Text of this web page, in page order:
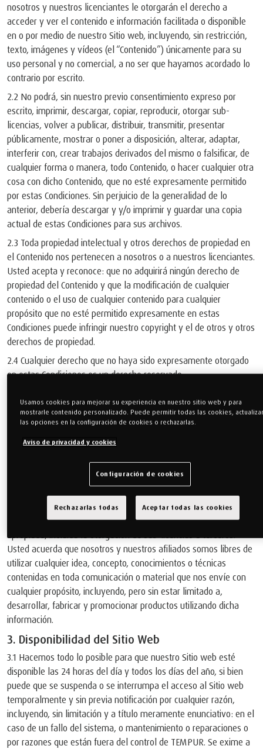
nosotros y nuestros licenciantes le otorgarán el derecho a
acceder y ver el contenido e información facilitada o disponible
en o por medio de nuestro Sitio web, incluyendo, sin restricción,
texto, imágenes y vídeos (el “Contenido”) únicamente para su
uso personal y no comercial, a no ser que hayamos acordado lo
contrario por escrito.
2.2 No podrá, sin nuestro previo consentimiento expreso por
escrito, imprimir, descargar, copiar, reproducir, otorgar sub-
licencias, volver a publicar, distribuir, transmitir, presentar
públicamente, mostrar o poner a disposición, alterar, adaptar,
interferir con, crear trabajos derivados del mismo o falsificar, de
cualquier forma o manera, todo Contenido, o hacer cualquier otra
cosa con dicho Contenido, que no esté expresamente permitido
por estas Condiciones. Sin perjuicio de la generalidad de lo
anterior, debería descargar y y/o imprimir y guardar una copia
actual de estas Condiciones para sus archivos.
2.3 Toda propiedad intelectual y otros derechos de propiedad en
el Contenido nos pertenecen a nosotros o a nuestros licenciantes.
Usted acepta y reconoce: que no adquirirá ningún derecho de
propiedad del Contenido y que la modificación de cualquier
contenido o el uso de cualquier contenido para cualquier
propósito que no esté permitido expresamente en estas
Condiciones puede infringir nuestro copyright y el de otros y otros
derechos de propiedad.
2.4 Cualquier derecho que no haya sido expresamente otorgado
en estas Condiciones es un derecho reservado.
sugerencias que no sean las que hayamos pedido
específicamente. El propósito de esto es evitar malentendidos si
independientemente. Si Usted nos transmite, por correo
electrónico o de otra manera, alguna comunicación o material, se
considerará que nos ha otorgado, tanto a nosotros como a
pago de regalías e irrevocable para utilizar dichas
comunicaciones o material de cualquier manera que nos parezca
apropiada, incluida la otorgación de sub-licencias a terceros.
Usted acuerda que nosotros y nuestros afiliados somos libres de
utilizar cualquier idea, concepto, conocimientos o técnicas
contenidas en toda comunicación o material que nos envíe con
cualquier propósito, incluyendo, pero sin estar limitado a,
desarrollar, fabricar y promocionar productos utilizando dicha
información.
3. Disponibilidad del Sitio Web
3.1 Hacemos todo lo posible para que nuestro Sitio web esté
disponible las 24 horas del día y todos los días del año, si bien
puede que se suspenda o se interrumpa el acceso al Sitio web
temporalmente y sin previa notificación por cualquier razón,
incluyendo, sin limitación y a título meramente enunciativo: en el
caso de un fallo del sistema, o mantenimiento o reparaciones o
por razones que están fuera del control de TEMPUR. Se exime a
Usamos cookies para mejorar su experiencia en nuestro sitio web y para
mostrarle contenido personalizado. Puede permitir todas las cookies,
las opciones en la configuración de cookies o rechazarlas.
Aviso de privacidad y cookies
Configuración de cookies
Rechazarlas todas Aceptar todas las cookies